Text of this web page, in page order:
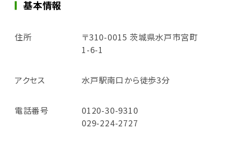
基本情報
住所
〒310-0015 茨城県水戸市宮町
1-6-1
アクセス 水戸駅南口から徒歩3分
電話番号
0120-30-9310
029-224-2727